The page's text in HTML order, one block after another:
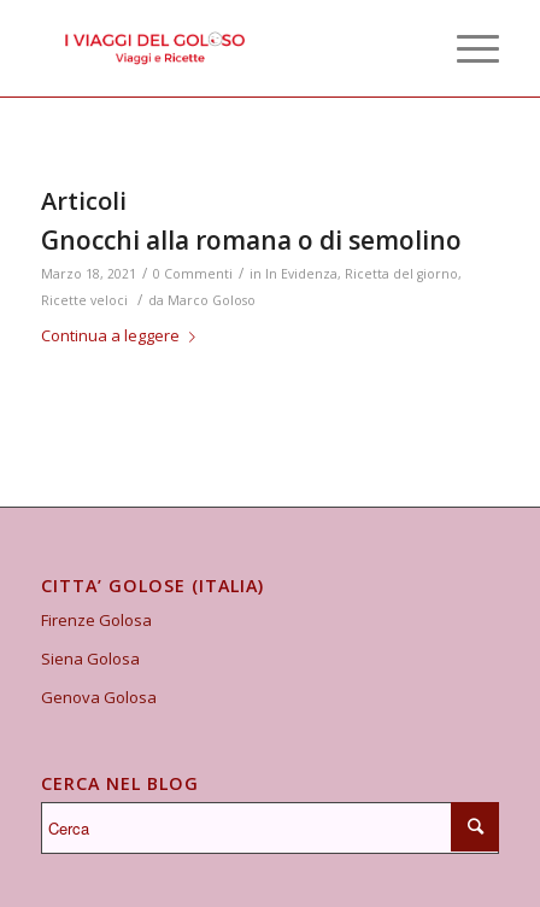
Articoli
Gnocchi alla romana o di semolino
Marzo 18, 2021 / 0 Commenti / in In Evidenza, Ricetta del giorno,
Ricette veloci
/ da Marco Goloso
Continua a leggere
CITTA’ GOLOSE (ITALIA)
Firenze Golosa
Siena Golosa
Genova Golosa
CERCA NEL BLOG